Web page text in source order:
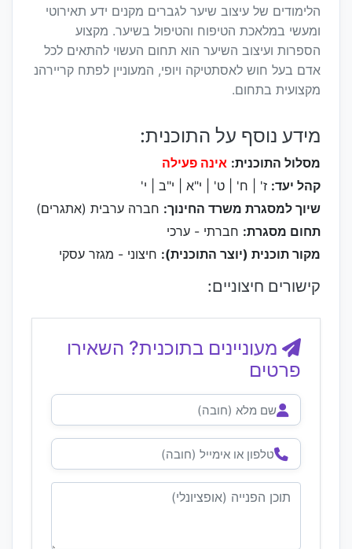
הלימודים של עיצוב שיער לגברים מקנים ידע תאירוטי
ומעשי במלאכת הטיפוח והטיפול בשיער. מקצוע
הספרות ועיצוב השיער הוא תחום העשוי להתאים לכל
אדם בעל חוש לאסתטיקה ויופי, המעוניין לפתח קריירהנ
מקצועית בתחום.
מידע נוסף על התוכנית:
מסלול התוכנית: אינה פעילה
קהל יעד: ז' | ח' | ט' | י"א | י"ב | י'
שיוך למסגרת משרד החינוך: חברה ערבית (אתגרים)
תחום מסגרת: חברתי - ערכי
מקור תוכנית (יוצר התוכנית): חיצוני - מגזר עסקי
קישורים חיצוניים:
מעוניינים בתוכנית? השאירו
פרטים